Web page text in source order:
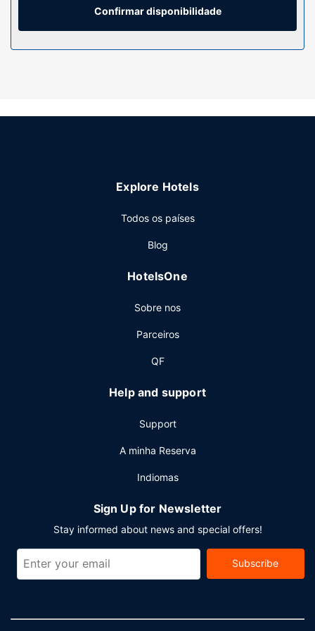
e secadores de cabelo. As comodidades incluem ainda
Entre as facilidades adicionais contam-se Wi-fi grátis, uma
Recarregue baterias no restaurante Single Barrel
bebida refrescante no bar/lounge. O hotel serve
entre as 7:00 e as 10:00 mediante uma sobretaxa.
a seco, uma receção aberta 24 horas e armazenamento
de bagagem. Planeia um evento em Lincoln? Este hotel
reuniões, com uma área total de 1372 metros quadrados.
O transporte grátis de/para o aeroporto é grátis (mediante
Confirmar disponibilidade
Explore Hotels
Todos os países
Blog
HotelsOne
Sobre nos
Parceiros
QF
Help and support
Support
A minha Reserva
Indiomas
Sign Up for Newsletter
Stay informed about news and special offers!
Subscribe